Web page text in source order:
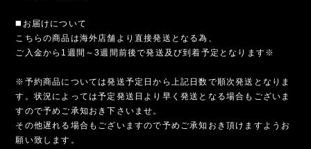
◼️お届けについて
こちらの商品は海外店舗より直接発送となる為、
ご入金から1週間～3週間前後で発送及び到着予定となります※
※予約商品については発送予定日から上記日数で順次発送となりま
す。状況によっては予定発送日より早く発送となる場合もございま
すので予めご承知おき下さいませ。
その他遅れる場合もございますので予めご承知おき頂けますようお
願い致します。